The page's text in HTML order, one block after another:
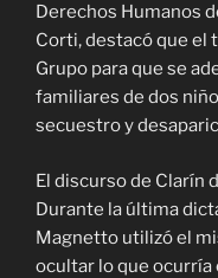
Derechos Humanos
Corti, destacó que el
Grupo para que se
familiares de dos
secuestro y
El discurso de Clarín
Durante la última
Magnetto utilizó el
ocultar lo que ocurría